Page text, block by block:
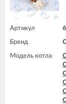
Артикул
Бренд
Модель котла